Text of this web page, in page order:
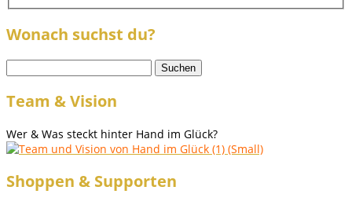
Wonach suchst du?
nach:
Team & Vision
Wer & Was steckt hinter Hand im Glück?
Shoppen & Supporten